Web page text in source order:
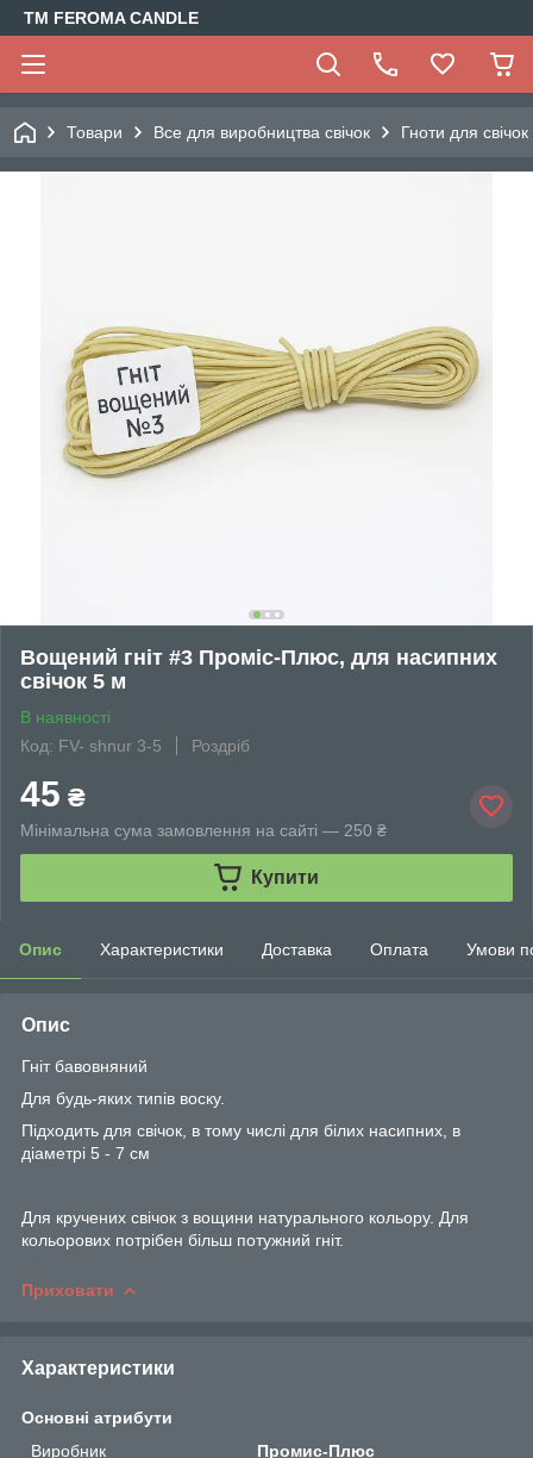
TM FEROMA CANDLE
Товари Все для виробництва свічок Гноти для свічок
Вощений гніт #3 Проміс-Плюс, для насипних
свічок 5 м
В наявності
Код: FV- shnur 3-5
Роздріб
45 ₴
Мінімальна сума замовлення на сайті — 250 ₴
Купити
Опис Характеристики Доставка Оплата Умови
Опис
Гніт бавовняний
Для будь-яких типів воску.
Підходить для свічок, в тому числі для білих насипних, в
діаметрі 5 - 7 см
Для кручених свічок з вощини натурального кольору. Для
кольорових потрібен більш потужний гніт.
Приховати
Характеристики
Основні атрибути
Виробник
Промис-Плюс